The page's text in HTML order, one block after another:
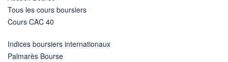
Tous les cours boursiers
Cours CAC 40
Indices boursiers internationaux
Palmarès Bourse